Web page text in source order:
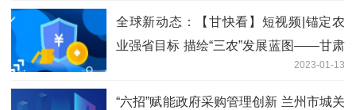
全球新动态：【甘快看】短视频|锚定农
业强省目标 描绘“三农”发展蓝图——甘肃
省广大干部群众热议省委农村工作会议精
神
2023-01-13
“六招”赋能政府采购管理创新 兰州市城关